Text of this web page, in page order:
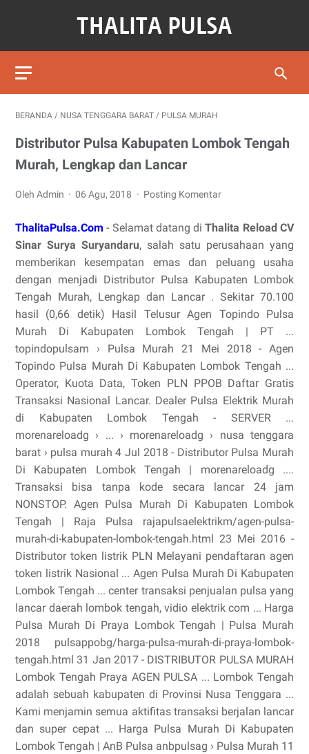
BERANDA / NUSA TENGGARA BARAT / PULSA MURAH
Distributor Pulsa Kabupaten Lombok Tengah
Murah, Lengkap dan Lancar
Oleh Admin 06 Agu, 2018 Posting Komentar
ThalitaPulsa.Com - Selamat datang diThalita Reload CV
Sinar Surya Suryandaru, salah satu perusahaan yang
memberikan kesempatan emas dan peluang usaha
dengan menjadi Distributor Pulsa Kabupaten Lombok
Tengah Murah, Lengkap dan Lancar . Sekitar 70.100
hasil (0,66 detik) Hasil Telusur Agen Topindo Pulsa
Murah Di Kabupaten Lombok Tengah | PT ...
topindopulsam › Pulsa Murah 21 Mei 2018 - Agen
Topindo Pulsa Murah Di Kabupaten Lombok Tengah ...
Operator, Kuota Data, Token PLN PPOB Daftar Gratis
Transaksi Nasional Lancar. Dealer Pulsa Elektrik Murah
di Kabupaten Lombok Tengah - SERVER ...
morenareloadg › ... › morenareloadg › nusa tenggara
barat › pulsa murah 4 Jul 2018 - Distributor Pulsa Murah
Di Kabupaten Lombok Tengah | morenareloadg ....
Transaksi bisa tanpa kode secara lancar 24 jam
NONSTOP. Agen Pulsa Murah Di Kabupaten Lombok
Tengah | Raja Pulsa rajapulsaelektrikm/agen-pulsa-
murah-di-kabupaten-lombok-tengah.html 23 Mei 2016 -
Distributor token listrik PLN Melayani pendaftaran agen
token listrik Nasional ... Agen Pulsa Murah Di Kabupaten
Lombok Tengah ... center transaksi penjualan pulsa yang
lancar daerah lombok tengah, vidio elektrik com ... Harga
Pulsa Murah Di Praya Lombok Tengah | Pulsa Murah
2018 pulsappobg/harga-pulsa-murah-di-praya-lombok-
tengah.html 31 Jan 2017 - DISTRIBUTOR PULSA MURAH
Lombok Tengah Praya AGEN PULSA ... Lombok Tengah
adalah sebuah kabupaten di Provinsi Nusa Tenggara ...
Kami menjamin semua aktifitas transaksi berjalan lancar
dan super cepat ... Harga Pulsa Murah Di Kabupaten
Lombok Tengah | AnB Pulsa anbpulsag › Pulsa Murah 11